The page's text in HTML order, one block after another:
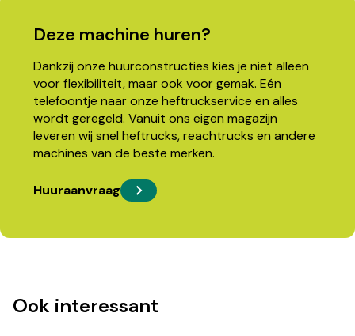
Deze machine huren?
Dankzij onze huurconstructies kies je niet alleen
voor flexibiliteit, maar ook voor gemak. Eén
telefoontje naar onze heftruckservice en alles
wordt geregeld. Vanuit ons eigen magazijn
leveren wij snel heftrucks, reachtrucks en andere
machines van de beste merken.
Huuraanvraag
Ook interessant